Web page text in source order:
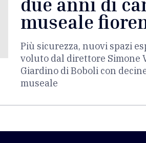
museale
Più sicurezza, nuovi spazi
voluto dal direttore Simone
Giardino di Boboli con
museale